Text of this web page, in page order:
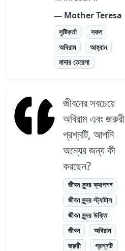
― Mother Teresa
সৃষ্টিকর্তা
সফল
অবিরাম
আহ্বান
মাদার তেরেসা
জীবনের সবচেয়ে
অবিরাম এবং জরুরী
প্রশ্নটি, আপনি
অন্যের জন্য কী
করছেন?
জীবন সুন্দর ক্যাপশন
জীবন সুন্দর স্ট্যাটাস
জীবন সুন্দর উক্তি
জীবন
অবিরাম
জরুরী
প্রশ্নটি